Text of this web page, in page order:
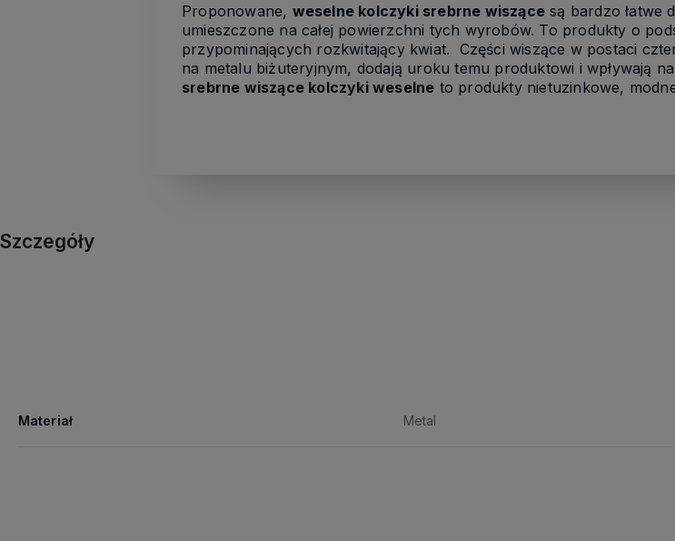
Proponowane, weselne kolczyki srebrne wiszące są bardzo łatwe
umieszczone na całej powierzchni tych wyrobów. To produkty o
przypominających rozkwitający kwiat. Części wiszące w postaci
na metalu biżuteryjnym, dodają uroku temu produktowi i wpływają
srebrne wiszące kolczyki weselne to produkty nietuzinkowe,
Szczegóły
Materiał Metal